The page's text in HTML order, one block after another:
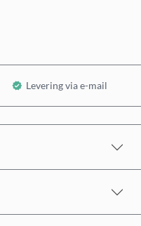
Levering via e-mail